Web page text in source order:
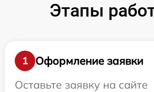
Этапы
1
Оформление заявки
Оставьте заявку на сайте